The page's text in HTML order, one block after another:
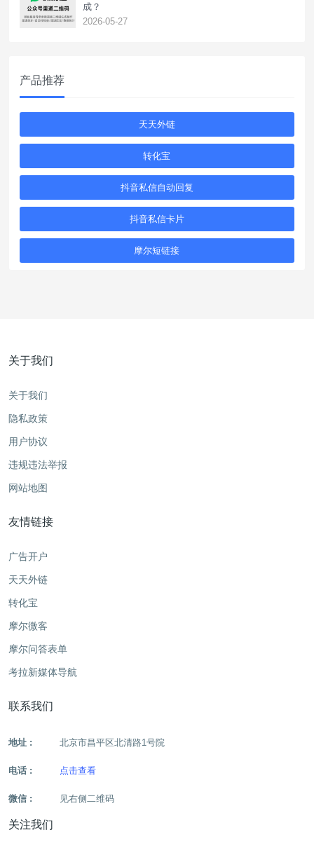
成？
2026-05-27
产品推荐
天天外链
转化宝
抖音私信自动回复
抖音私信卡片
摩尔短链接
关于我们
关于我们
隐私政策
用户协议
违规违法举报
网站地图
友情链接
广告开户
天天外链
转化宝
摩尔微客
摩尔问答表单
考拉新媒体导航
联系我们
地址 : 北京市昌平区北清路1号院
电话 : 点击查看
微信 : 见右侧二维码
关注我们